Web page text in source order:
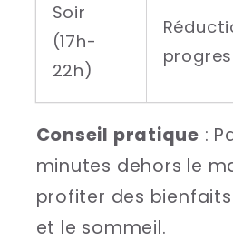
Soir
(17h-
22h)
Conseil pratique :
minutes dehors le
profiter des
et le sommeil.